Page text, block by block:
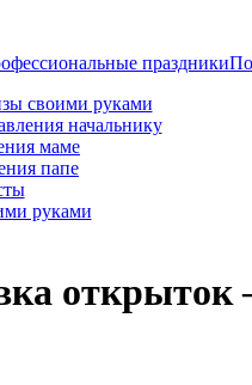
праздники
своими руками
начальнику
маме
папе
руками
открыток